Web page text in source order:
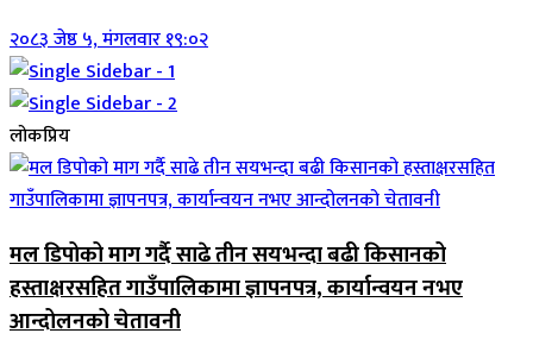
२०८३ जेष्ठ ५, मंगलवार १९:०२
लोकप्रिय
मल डिपोको माग गर्दै साढे तीन सयभन्दा बढी किसानको
हस्ताक्षरसहित गाउँपालिकामा ज्ञापनपत्र, कार्यान्वयन नभए
आन्दोलनको चेतावनी